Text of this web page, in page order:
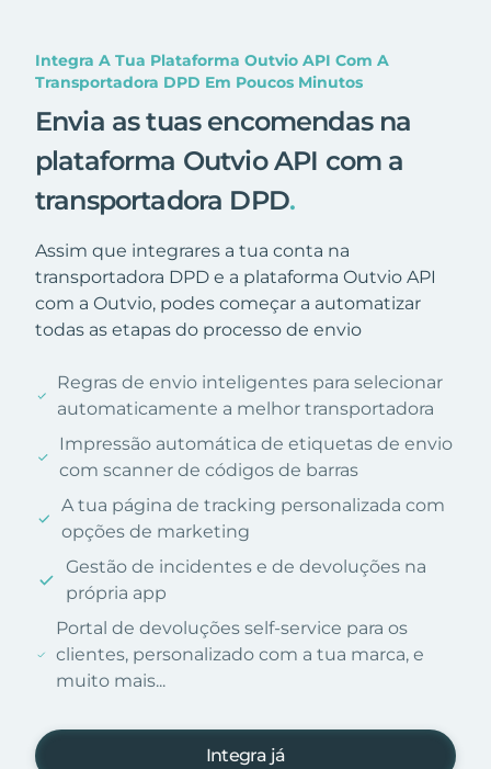
Integra A Tua Plataforma Outvio API Com A
Transportadora DPD Em Poucos Minutos
Envia as tuas encomendas na
plataforma Outvio API com a
transportadora DPD.
Assim que integrares a tua conta na
transportadora DPD e a plataforma Outvio API
com a Outvio, podes começar a automatizar
todas as etapas do processo de envio
Regras de envio inteligentes para selecionar
automaticamente a melhor transportadora
Impressão automática de etiquetas de envio
com scanner de códigos de barras
A tua página de tracking personalizada com
opções de marketing
Gestão de incidentes e de devoluções na
própria app
Portal de devoluções self-service para os
clientes, personalizado com a tua marca, e
muito mais...
Integra já